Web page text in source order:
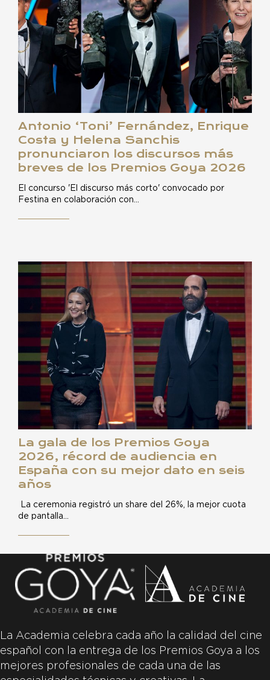
Antonio ‘Toni’ Fernández, Enrique
Costa y Helena Sanchis
pronunciaron los discursos más
breves de los Premios Goya 2026
El concurso 'El discurso más corto' convocado por
Festina en colaboración con…
La gala de los Premios Goya
2026, récord de audiencia en
España con su mejor dato en seis
años
La ceremonia registró un share del 26%, la mejor cuota
de pantalla…
La Academia celebra cada año la calidad del cine
español con la entrega de los Premios Goya a los
mejores profesionales de cada una de las